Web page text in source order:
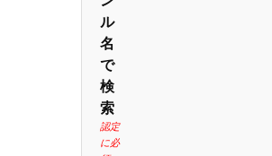
ル
名
で
検
索
認定
に必